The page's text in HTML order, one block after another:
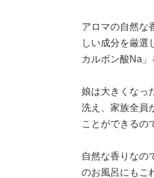
アロマの自然な
しい成分を厳選
カルボン酸Na
娘は大きくなっ
洗え、家族全員
ことができるの
自然な香りなの
のお風呂にもこ